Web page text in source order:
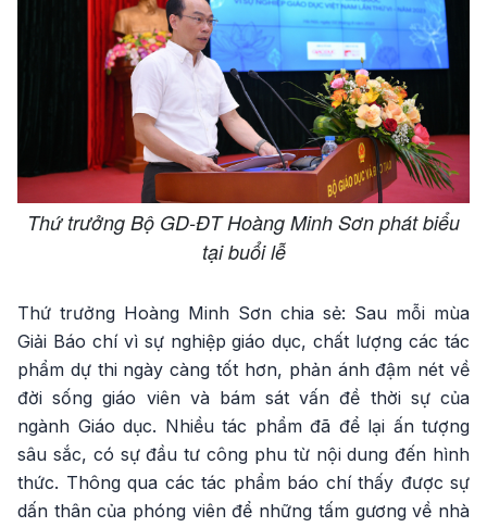
Thứ trưởng Bộ GD-ĐT Hoàng Minh Sơn phát biểu
tại buổi lễ
Thứ trưởng Hoàng Minh Sơn chia sẻ: Sau mỗi mùa
Giải Báo chí vì sự nghiệp giáo dục, chất lượng các tác
phẩm dự thi ngày càng tốt hơn, phản ánh đậm nét về
đời sống giáo viên và bám sát vấn đề thời sự của
ngành Giáo dục. Nhiều tác phẩm đã để lại ấn tượng
sâu sắc, có sự đầu tư công phu từ nội dung đến hình
thức. Thông qua các tác phẩm báo chí thấy được sự
dấn thân của phóng viên để những tấm gương về nhà